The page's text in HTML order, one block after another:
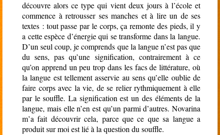
découvre alors ce type qui vient deux jours à l’école et
commence à retrousser ses manches et à lire un de ses
textes : tout passe par le corps, ça remonte des pieds, il y
a cette espèce d’énergie qui se transforme dans la langue.
D’un seul coup, je comprends que la langue n’est pas que
du sens, pas qu’une signification, contrairement à ce
qu’on apprend un peu trop dans les facs de littérature, où
la langue est tellement asservie au sens qu’elle oublie de
faire corps avec la vie, de se relier rythmiquement à elle
par le souffle. La signification est un des éléments de la
langue, mais elle n’en est qu’un parmi d’autres. Novarina
m’a fait découvrir cela, parce que ce que sa langue a
produit sur moi est lié à la question du souffle.